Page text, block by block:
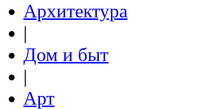
Архитектура
|
Дом и быт
|
Арт